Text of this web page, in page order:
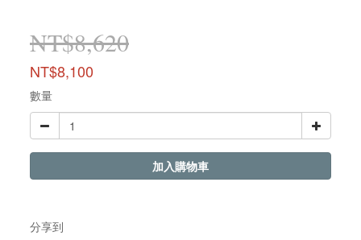
NT$8,620
NT$8,100
數量
加入購物車
分享到